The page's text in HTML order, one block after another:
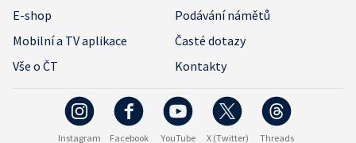
E-shop
Podávání námětů
Mobilní a TV aplikace
Časté dotazy
Vše o ČT
Kontakty
Instagram Facebook YouTube X (Twitter) Threads